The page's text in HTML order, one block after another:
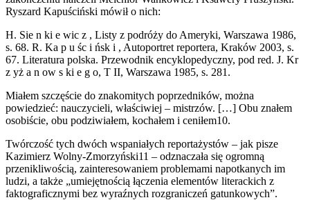
Ryszard Kapuściński mówił o nich:
H. Sie n ki e wic z , Listy z podróży do Ameryki, Warszawa 1986,
s. 68. R. Ka p u śc i ńsk i , Autoportret reportera, Kraków 2003, s.
67. Literatura polska. Przewodnik encyklopedyczny, pod red. J. Kr
z yż a n ow s ki e g o, T II, Warszawa 1985, s. 281.
Miałem szczęście do znakomitych poprzedników, można
powiedzieć: nauczycieli, właściwiej – mistrzów. […] Obu znałem
osobiście, obu podziwiałem, kochałem i ceniłem10.
Twórczość tych dwóch wspaniałych reportażystów – jak pisze
Kazimierz Wolny-Zmorzyński11 – odznaczała się ogromną
przenikliwością, zainteresowaniem problemami napotkanych im
ludzi, a także „umiejętnością łączenia elementów literackich z
faktograficznymi bez wyraźnych rozgraniczeń gatunkowych”.